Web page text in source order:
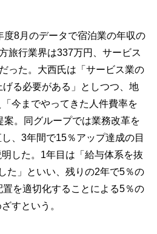
8月のデータで宿泊業の年収の
旅行業界は337万円、サービス
った。大西氏は「サービス業の
る必要がある」としつつ、地
今までやってきた人件費率を
案。同グループでは業務改革を
、3年間で15％アップ達成の目
した。1年目は「給与体系を抜
た」といい、残りの2年で5％の
を適切化することによる5％の
すという。